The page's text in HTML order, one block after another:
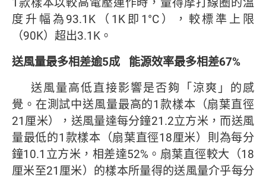
度升幅為93.1K（1K即1°C），較標準上限
（90K）超出3.1K。
送風量最多相差逾5成 能源效率最多相差67%
送風量高低直接影響是否夠「涼爽」的感
覺。在測試中送風量最高的1款樣本（扇葉直徑
21厘米），送風量達每分鐘21.2立方米，而送風
量最低的1款樣本（扇葉直徑18厘米）則為每分
鐘10.1立方米，相差達52%。扇葉直徑較大（18
厘米至21厘米）的樣本所量得的送風量介乎每分